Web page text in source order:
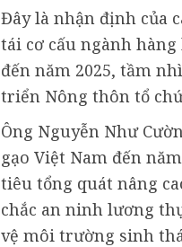
Đây là nhận định của
tái cơ cấu ngành
đến năm 2025, tầm
triển Nông thôn tổ
Ông Nguyễn Như
gạo Việt Nam đến
tiêu tổng quát nâng
chắc an ninh lương
vệ môi trường sinh